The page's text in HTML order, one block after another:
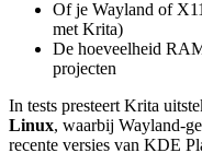
Of je Wayland of
met Krita)
De hoeveelheid
projecten
In tests presteert Krita
Linux, waarbij Wayland-
recente versies van KDE